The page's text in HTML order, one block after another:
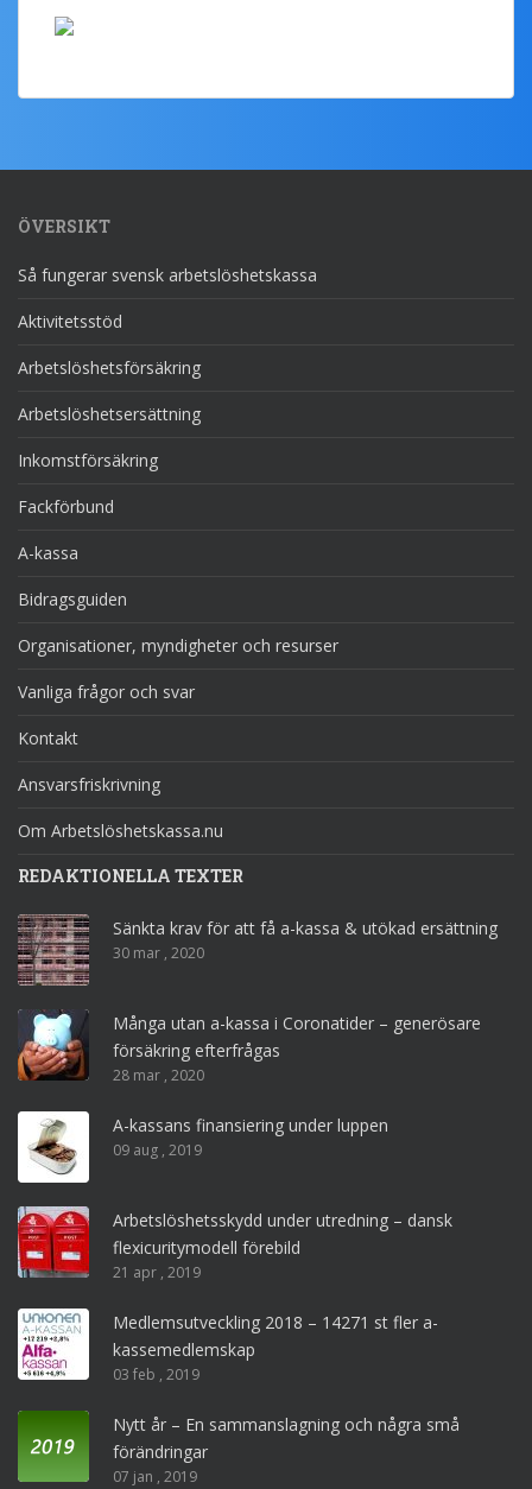
ÖVERSIKT
Så fungerar svensk arbetslöshetskassa
Aktivitetsstöd
Arbetslöshetsförsäkring
Arbetslöshetsersättning
Inkomstförsäkring
Fackförbund
A-kassa
Bidragsguiden
Organisationer, myndigheter och resurser
Vanliga frågor och svar
Kontakt
Ansvarsfriskrivning
Om Arbetslöshetskassa.nu
REDAKTIONELLA TEXTER
Sänkta krav för att få a-kassa & utökad ersättning
30 mar , 2020
Många utan a-kassa i Coronatider – generösare
försäkring efterfrågas
28 mar , 2020
A-kassans finansiering under luppen
09 aug , 2019
Arbetslöshetsskydd under utredning – dansk
flexicuritymodell förebild
21 apr , 2019
Medlemsutveckling 2018 – 14271 st fler a-
kassemedlemskap
03 feb , 2019
Nytt år – En sammanslagning och några små
förändringar
07 jan , 2019